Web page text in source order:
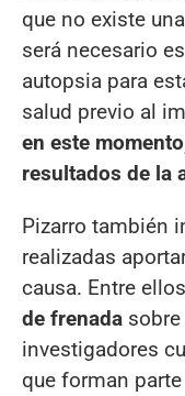
que no existe
será necesario
autopsia para
salud previo al
en este
resultados de la
Pizarro también
realizadas
causa. Entre
de frenada
investigadores
que forman